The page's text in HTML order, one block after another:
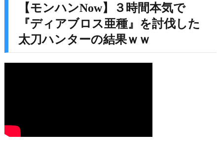
【モンハンNow】３時間本気で
『ディアブロス亜種』を討伐した
太刀ハンターの結果ｗｗ